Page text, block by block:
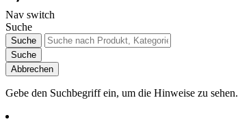
Nav switch
Suche
Suche
Suche
Abbrechen
Gebe den Suchbegriff ein, um die Hinweise zu sehen.